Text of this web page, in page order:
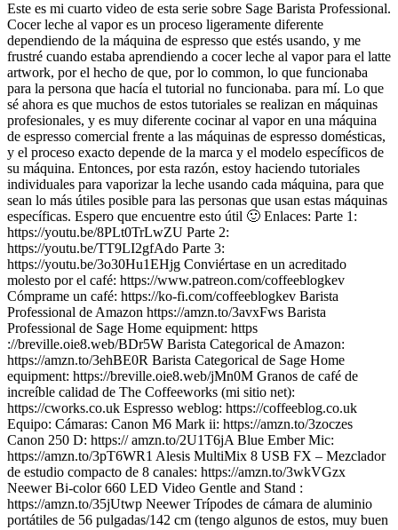
Este es mi cuarto video de esta serie sobre Sage Barista Professional.
Cocer leche al vapor es un proceso ligeramente diferente
dependiendo de la máquina de espresso que estés usando, y me
frustré cuando estaba aprendiendo a cocer leche al vapor para el latte
artwork, por el hecho de que, por lo common, lo que funcionaba
para la persona que hacía el tutorial no funcionaba. para mí. Lo que
sé ahora es que muchos de estos tutoriales se realizan en máquinas
profesionales, y es muy diferente cocinar al vapor en una máquina
de espresso comercial frente a las máquinas de espresso domésticas,
y el proceso exacto depende de la marca y el modelo específicos de
su máquina. Entonces, por esta razón, estoy haciendo tutoriales
individuales para vaporizar la leche usando cada máquina, para que
sean lo más útiles posible para las personas que usan estas máquinas
específicas. Espero que encuentre esto útil 🙂 Enlaces: Parte 1:
https://youtu.be/8PLt0TrLwZU Parte 2:
https://youtu.be/TT9LI2gfAdo Parte 3:
https://youtu.be/3o30Hu1EHjg Conviértase en un acreditado
molesto por el café: https://www.patreon.com/coffeeblogkev
Cómprame un café: https://ko-fi.com/coffeeblogkev Barista
Professional de Amazon https://amzn.to/3avxFws Barista
Professional de Sage Home equipment: https
://breville.oie8.web/BDr5W Barista Categorical de Amazon:
https://amzn.to/3ehBE0R Barista Categorical de Sage Home
equipment: https://breville.oie8.web/jMn0M Granos de café de
increíble calidad de The Coffeeworks (mi sitio net):
https://cworks.co.uk Espresso weblog: https://coffeeblog.co.uk
Equipo: Cámaras: Canon M6 Mark ii: https://amzn.to/3zoczes
Canon 250 D: https:// amzn.to/2U1T6jA Blue Ember Mic:
https://amzn.to/3pT6WR1 Alesis MultiMix 8 USB FX – Mezclador
de estudio compacto de 8 canales: https://amzn.to/3wkVGzx
Neewer Bi-color 660 LED Video Gentle and Stand :
https://amzn.to/35jUtwp Neewer Trípodes de cámara de aluminio
portátiles de 56 pulgadas/142 cm (tengo algunos de estos, muy buen